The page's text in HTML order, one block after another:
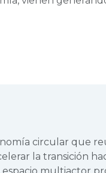
circular que
la transición